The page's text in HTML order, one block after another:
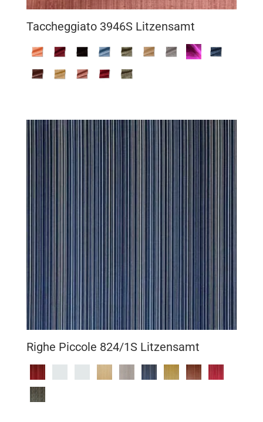
Taccheggiato 3946S Litzensamt
Righe Piccole 824/1S Litzensamt